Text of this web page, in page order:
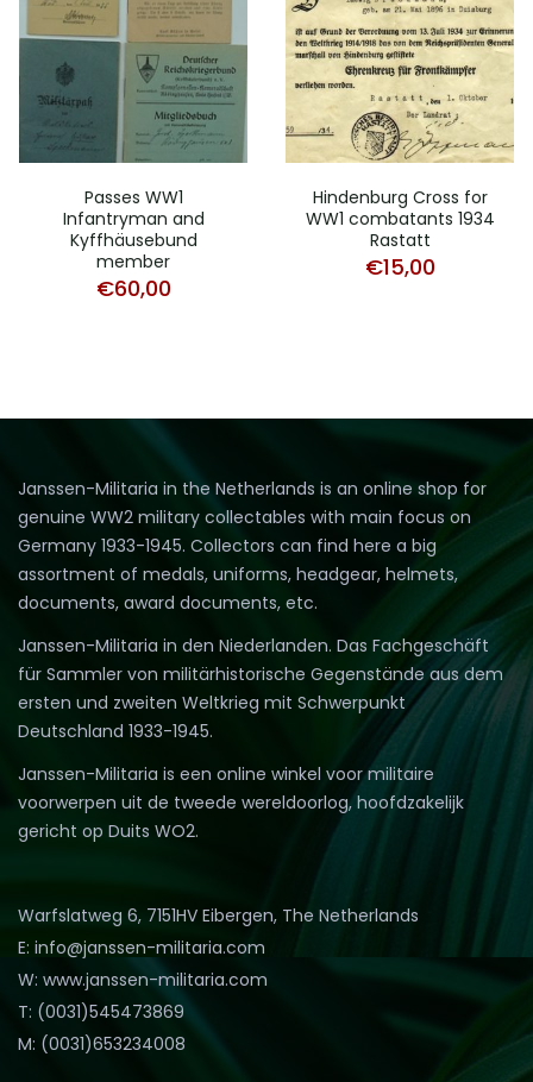
Passes WW1
Infantryman and
Kyffhäusebund
member
€60,00
Hindenburg Cross for
WW1 combatants 1934
Rastatt
€15,00
Janssen-Militaria in the Netherlands is an online shop for
genuine WW2 military collectables with main focus on
Germany 1933-1945. Collectors can find here a big
assortment of medals, uniforms, headgear, helmets,
documents, award documents, etc.
Janssen-Militaria in den Niederlanden. Das Fachgeschäft
für Sammler von militärhistorische Gegenstände aus dem
ersten und zweiten Weltkrieg mit Schwerpunkt
Deutschland 1933-1945.
Janssen-Militaria is een online winkel voor militaire
voorwerpen uit de tweede wereldoorlog, hoofdzakelijk
gericht op Duits WO2.
Warfslatweg 6, 7151HV Eibergen, The Netherlands
E: info@janssen-militaria.com
W: www.janssen-militaria.com
T: (0031)545473869
M: (0031)653234008